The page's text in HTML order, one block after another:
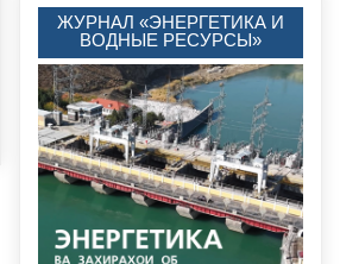
ЖУРНАЛ «ЭНЕРГЕТИКА И
ВОДНЫЕ РЕСУРСЫ»